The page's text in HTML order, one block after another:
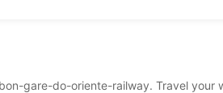
gare-do-oriente-railway. Travel your